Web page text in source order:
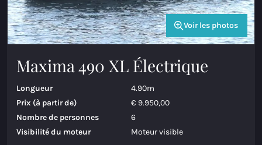
Voir les photos
Maxima 490 XL Électrique
Longueur
4.90m
Prix (à partir de)
€ 9.950,00
Nombre de personnes
6
Visibilité du moteur
Moteur visible